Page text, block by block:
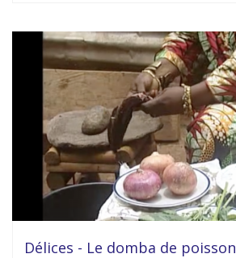
Délices - Le domba de poisson